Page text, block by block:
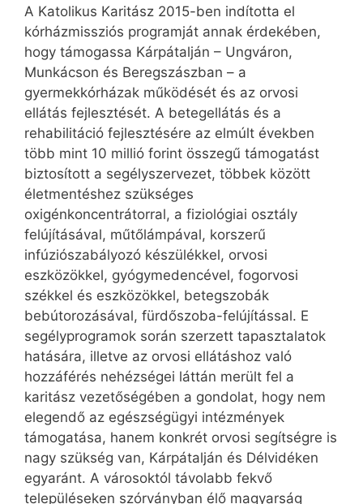
A Katolikus Karitász 2015-ben indította el
kórházmissziós programját annak érdekében,
hogy támogassa Kárpát­alján – Ungváron,
Munkácson és Beregszászban – a
gyermekkórházak működését és az orvosi
ellátás fejlesztését. A betegellátás és a
rehabilitáció fejlesztésére az elmúlt években
több mint 10 millió forint összegű támogatást
biztosított a segélyszervezet, többek között
életmentéshez szükséges
oxigénkoncentrátorral, a fiziológiai osztály
felújításával, műtőlámpával, korszerű
infúziószabályozó készülékkel, orvosi
eszközökkel, gyógymedencével, fogorvosi
székkel és eszközökkel, betegszobák
bebútorozásával, fürdőszoba-felújítással. E
segélyprogramok során szerzett tapasztalatok
hatására, illetve az orvosi ellátáshoz való
hozzáférés nehézségei láttán merült fel a
karitász vezetőségében a gondolat, hogy nem
elegendő az egész­ségügyi intézmények
támogatása, hanem konkrét orvosi segítségre is
nagy szükség van, Kárpátalján és Délvidéken
egyaránt. A városoktól távolabb fekvő
településeken szórványban élő magyarság